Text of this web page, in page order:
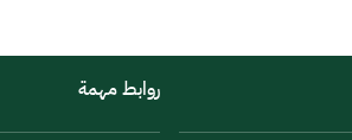
روابط مهمة